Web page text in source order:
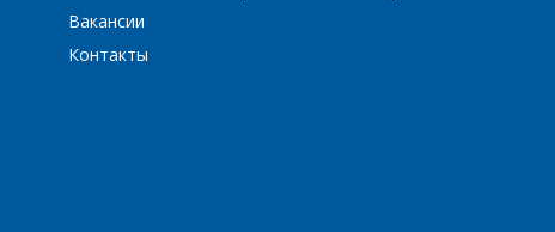
Вакансии
Контакты